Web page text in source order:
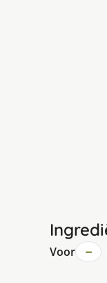
Voor −